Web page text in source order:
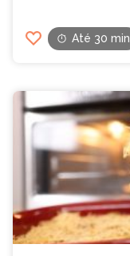
Até 30 min